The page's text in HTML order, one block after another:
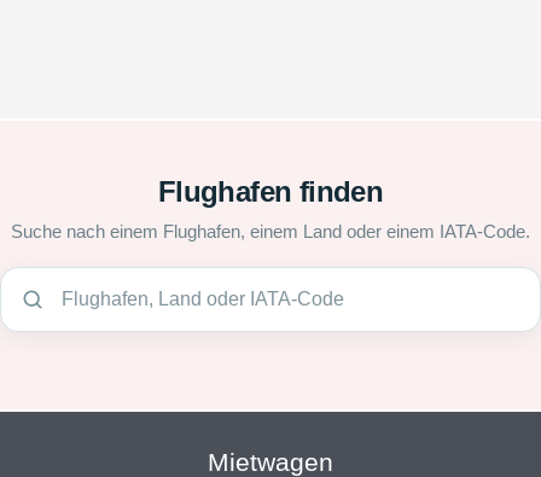
Flughafen finden
Suche nach einem Flughafen, einem Land oder einem IATA-Code.
Mietwagen